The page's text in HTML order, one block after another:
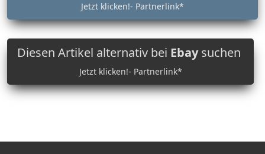
Jetzt klicken!- Partnerlink*
Diesen Artikel alternativ bei Ebaysuchen
Jetzt klicken!- Partnerlink*